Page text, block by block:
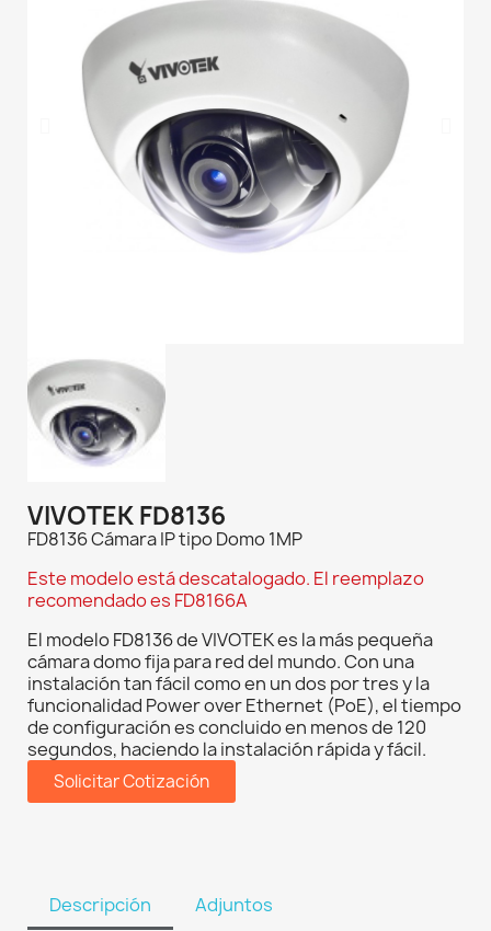
VIVOTEK FD8136
FD8136 Cámara IP tipo Domo 1MP
Este modelo está descatalogado. El reemplazo
recomendado es FD8166A
El modelo FD8136 de VIVOTEK es la más pequeña
cámara domo fija para red del mundo. Con una
instalación tan fácil como en un dos por tres y la
funcionalidad Power over Ethernet (PoE), el tiempo
de configuración es concluido en menos de 120
segundos, haciendo la instalación rápida y fácil.
Solicitar Cotización
Descripción Adjuntos